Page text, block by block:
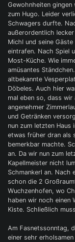
Gewohnheiten
zum Hugo. Leider
Schwagers durfte.
außerordentlich
Michl und seine
eintrafen. Nach Spiel
Most-Küche. Wie
amüsantes
altbekannte
Döbeles. Auch hier
mal eben so, dass wir
angenehmer
und Getränken
nun zum letzten Haus
etwas früher dran als
bemerkbar machte.
an. Da wir nun zum
Kapellmeister nicht
Schmankerl an. Nach
schon die 2
Wuchzenhofen, wo
haben wir noch einen
Kiste. Schließlich
Am Fasnetssonntag,
einer sehr